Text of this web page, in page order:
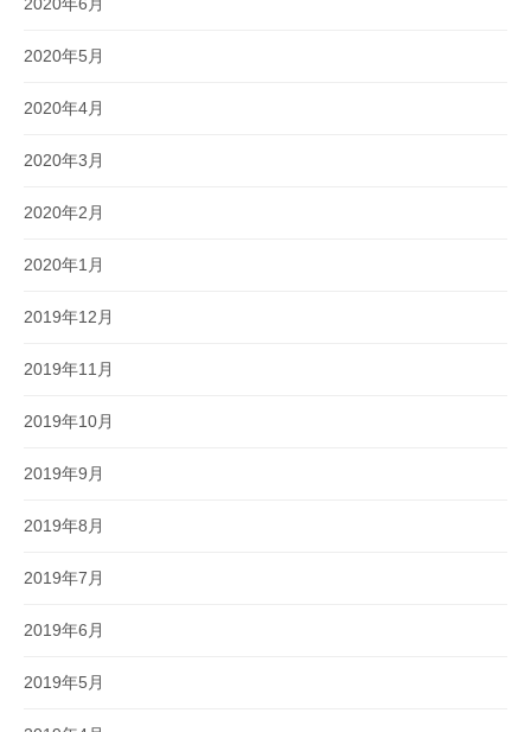
2020年5月
2020年4月
2020年3月
2020年2月
2020年1月
2019年12月
2019年11月
2019年10月
2019年9月
2019年8月
2019年7月
2019年6月
2019年5月